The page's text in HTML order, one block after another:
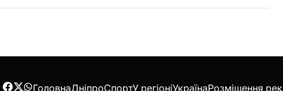
ГоловнаДніпроСпортУ регіоніУкраїнаРозміщення